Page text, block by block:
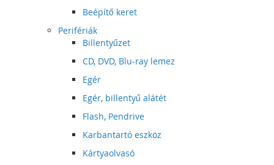
Beépítő keret
Perifériák
Billentyűzet
CD, DVD, Blu-ray lemez
Egér
Egér, billentyű alátét
Flash, Pendrive
Karbantartó eszköz
Kártyaolvasó